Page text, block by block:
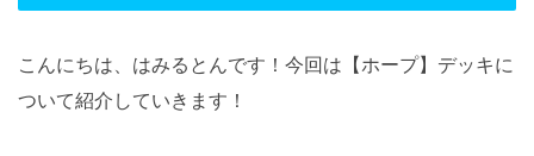
こんにちは、はみるとんです！今回は【ホープ】デッキに
ついて紹介していきます！